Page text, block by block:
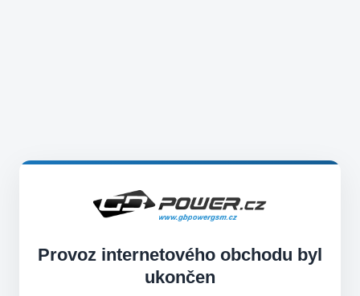
Provoz internetového obchodu byl
ukončen